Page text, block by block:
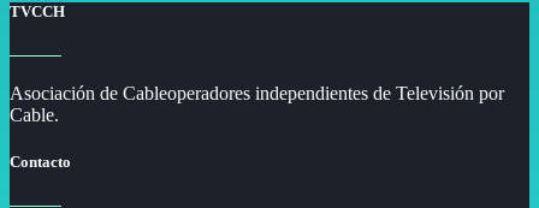
TVCCH
Asociación de Cableoperadores independientes de Televisión por
Cable.
Contacto